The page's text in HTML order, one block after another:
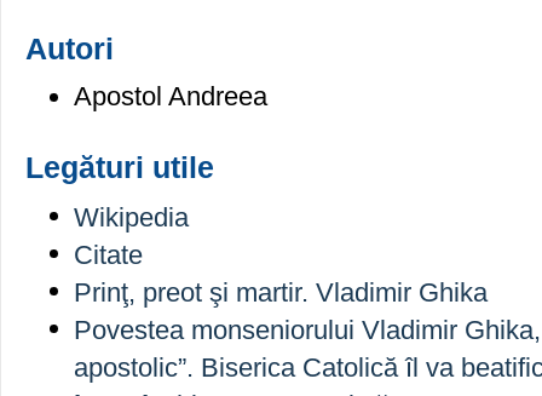
Autori
Apostol Andreea
Legături utile
Wikipedia
Citate
Prinţ, preot şi martir. Vladimir Ghika
Povestea monseniorului Vladimir
apostolic”. Biserica Catolică îl va